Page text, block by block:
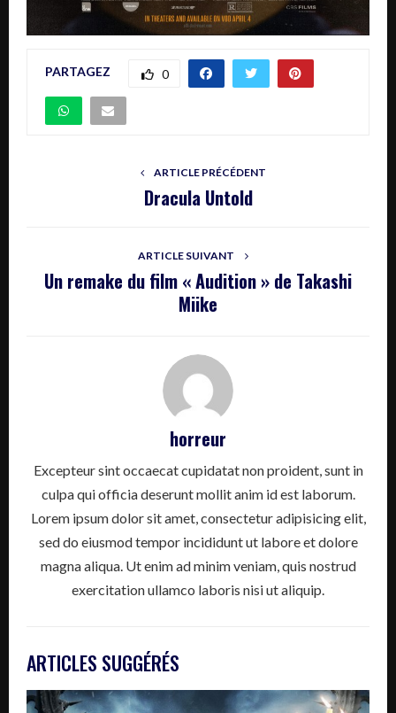
PARTAGEZ 0
ARTICLE PRÉCÉDENT
Dracula Untold
ARTICLE SUIVANT
Un remake du film « Audition » de Takashi
Miike
horreur
Excepteur sint occaecat cupidatat non proident, sunt in
culpa qui officia deserunt mollit anim id est laborum.
Lorem ipsum dolor sit amet, consectetur adipisicing elit,
sed do eiusmod tempor incididunt ut labore et dolore
magna aliqua. Ut enim ad minim veniam, quis nostrud
exercitation ullamco laboris nisi ut aliquip.
ARTICLES SUGGÉRÉS